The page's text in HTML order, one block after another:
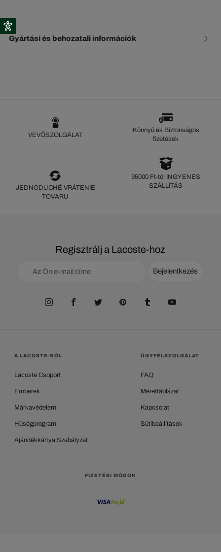
Gyártási és behozatali információk
VEVŐSZOLGÁLAT
Könnyű és Biztonságos
fizetések
JEDNODUCHÉ VRÁTENIE
TOVARU
35000 Ft-tól INGYENES
SZÁLLÍTÁS
Regisztrálj a Lacoste-hoz
Bejelentkezés
A LACOSTE-RÓL
Lacoste Csoport
Emberek
Márkavédelem
Hűségprogram
Ajándékkártya Szabályzat
ÜGYFÉLSZOLGÁLAT
FAQ
Mérettáblázat
Kapcsolat
Sütibeállítások
FIZETÉSI MÓDOK